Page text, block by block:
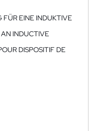
FÜR EINE INDUKTIVE
INDUCTIVE
DISPOSITIF DE